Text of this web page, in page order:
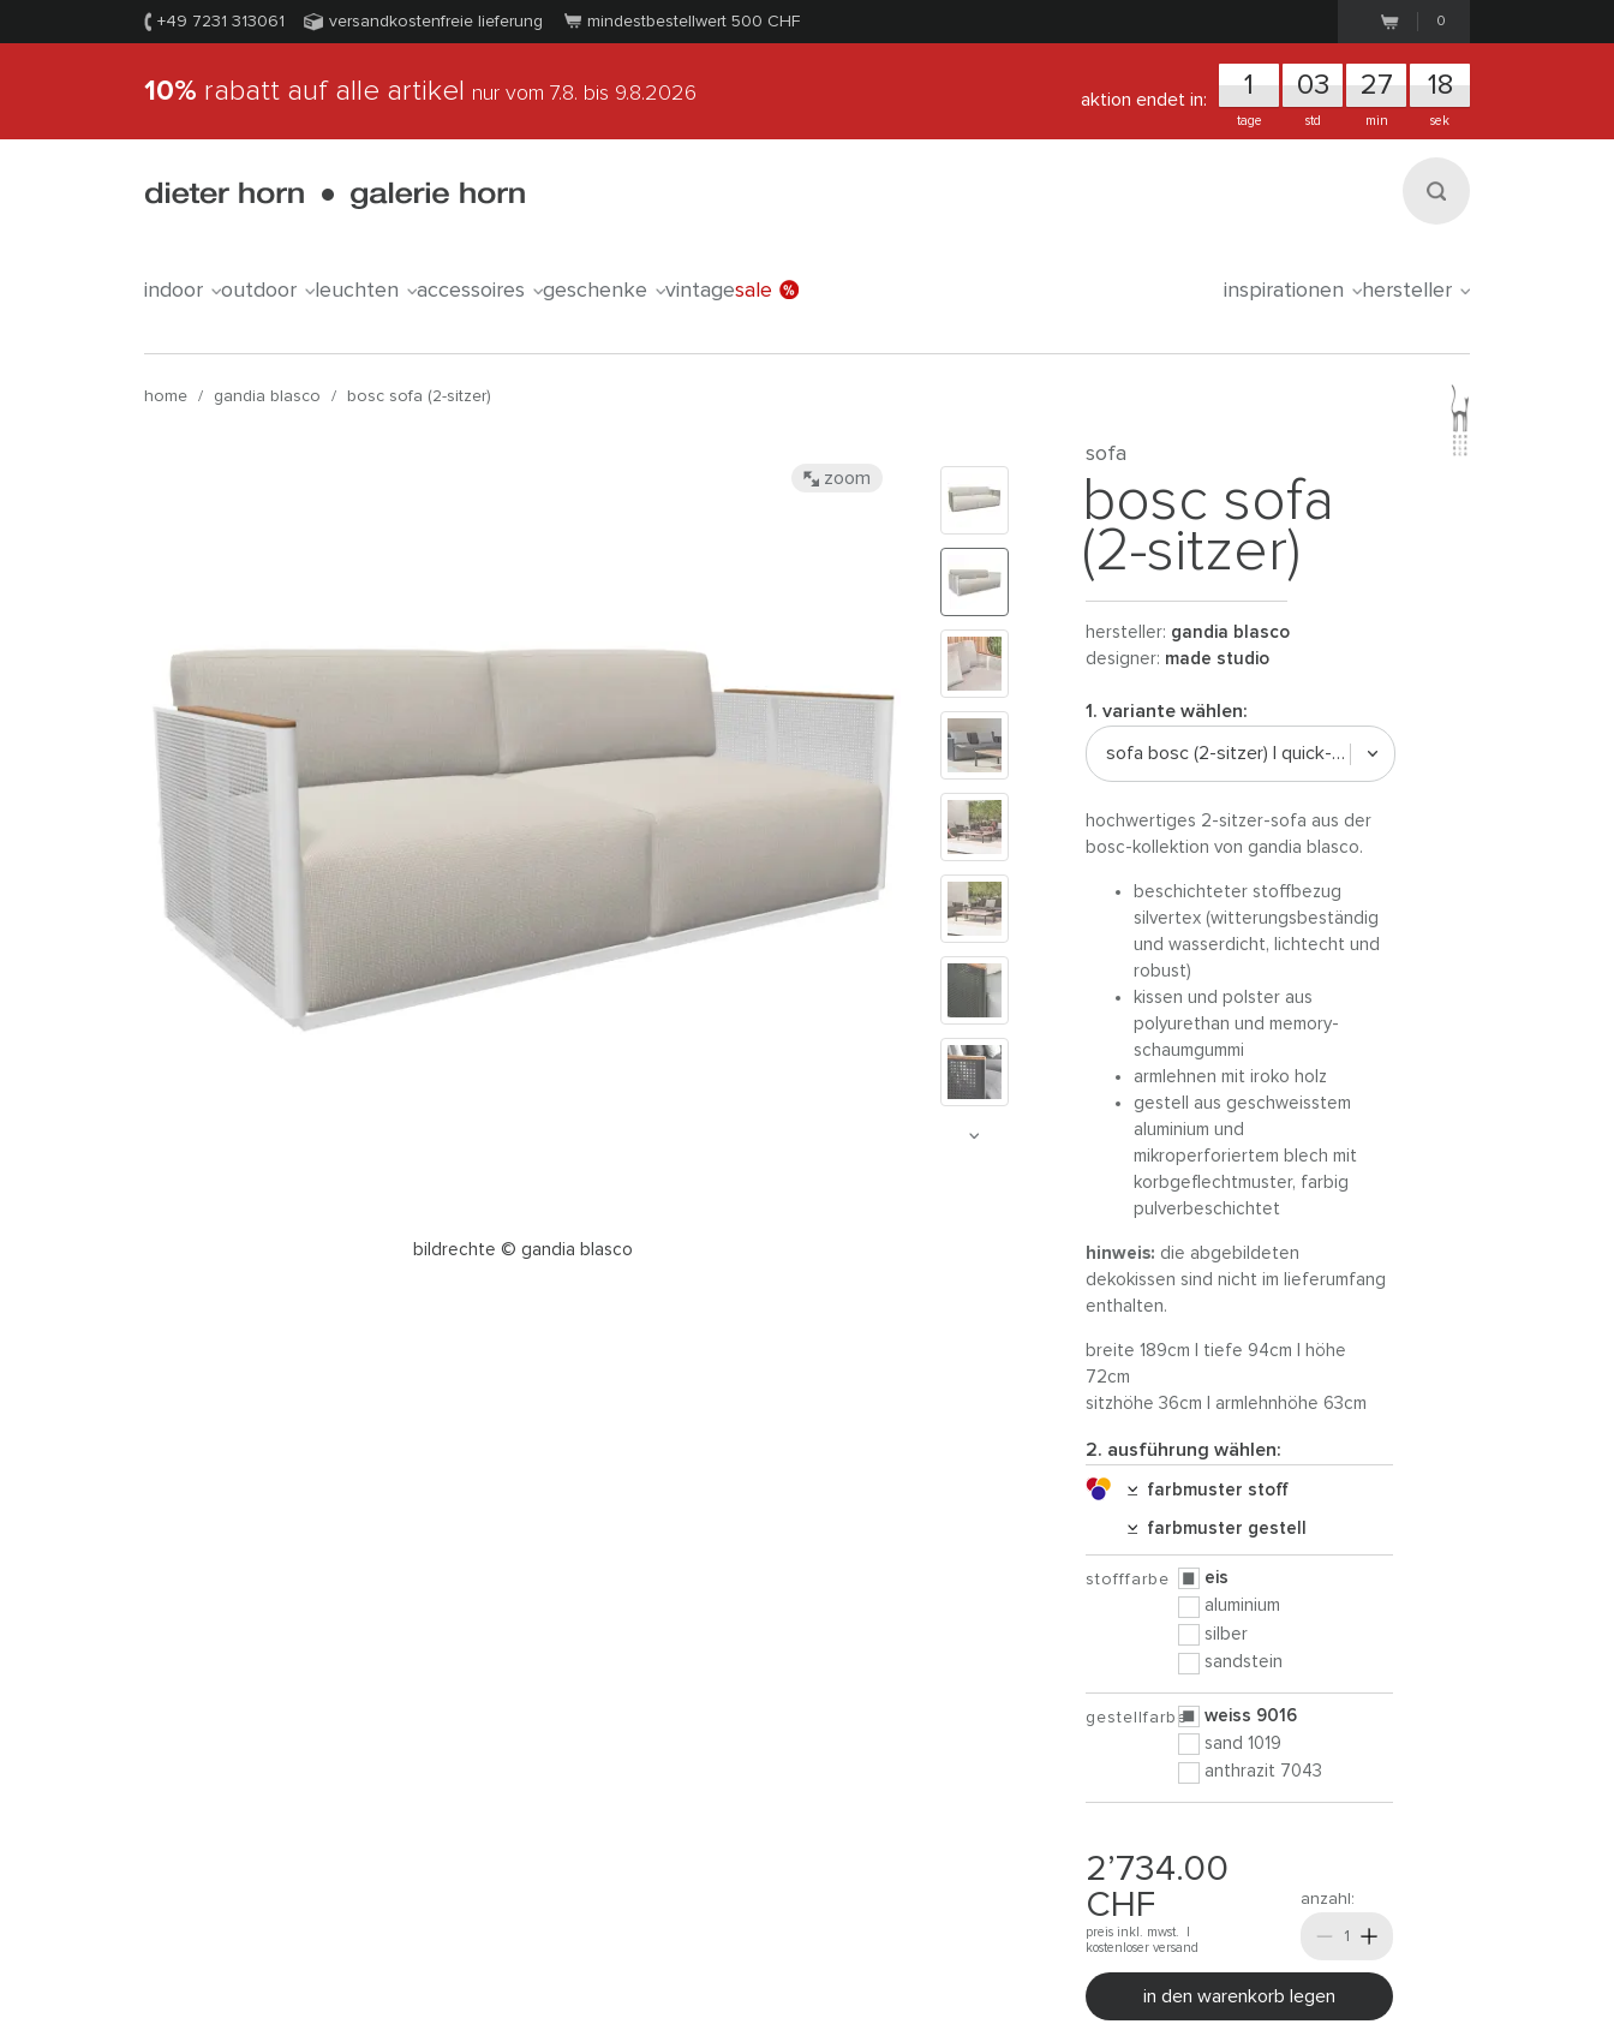
+49 7231 313061 versandkostenfreie lieferung mindestbestellwert 500 CHF 0
10% rabatt auf alle artikel nur vom 7.8. bis 9.8.2026 aktion endet in: 1
tage
03
std
27
min
17
sek
indoor outdoor leuchten accessoires geschenke vintagesale inspirationen hersteller
home / gandia blasco / bosc sofa (2-sitzer)
bildrechte © gandia blasco
zoom
sofa
bosc sofa
(2-sitzer)
hersteller: gandia blasco
designer: made studio
1. variante wählen:
sofa bosc (2-sitzer) | quick-ship
hochwertiges 2-sitzer-sofa aus der
bosc-kollektion von gandia blasco.
beschichteter stoffbezug
silvertex (witterungsbeständig
und wasserdicht, lichtecht und
robust)
kissen und polster aus
polyurethan und memory-
schaumgummi
armlehnen mit iroko holz
gestell aus geschweisstem
aluminium und
mikroperforiertem blech mit
korbgeflechtmuster, farbig
pulverbeschichtet
hinweis: die abgebildeten
dekokissen sind nicht im lieferumfang
enthalten.
breite 189cm | tiefe 94cm | höhe
72cm
sitzhöhe 36cm | armlehnhöhe 63cm
2. ausführung wählen:
farbmuster stoff
farbmuster gestell
stofffarbe
eis
aluminium
silber
sandstein
gestellfarbe
weiss 9016
sand 1019
anthrazit 7043
2’734.00
CHF
preis inkl. mwst. |
kostenloser versand
anzahl:
in den warenkorb legen